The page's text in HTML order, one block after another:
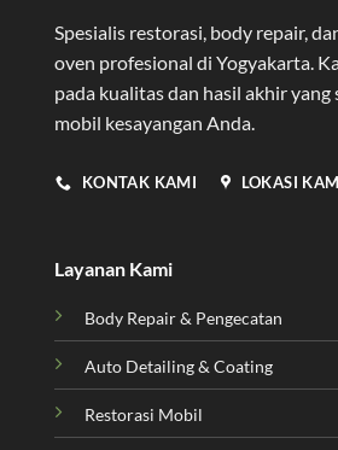
Spesialis restorasi, body repair,
oven profesional di Yogyakarta.
pada kualitas dan hasil akhir
mobil kesayangan Anda.
KONTAK KAMI LOKASI
Layanan Kami
Body Repair & Pengecatan
Auto Detailing & Coating
Restorasi Mobil